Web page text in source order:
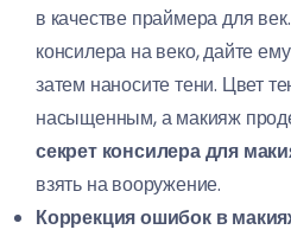
в качестве праймера для
консилера на веко, дайте
затем наносите тени. Цвет
насыщенным, а макияж
секрет консилера для
взять на вооружение.
Коррекция ошибок в